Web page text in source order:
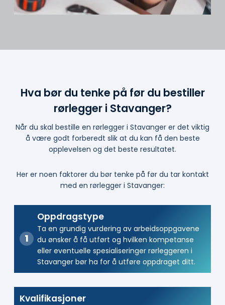
Hva bør du tenke på før du bestiller
rørlegger i Stavanger?
Når du skal bestille en rørlegger i Stavanger er det viktig
å være godt forberedt slik at du kan få den beste
opplevelsen og det beste resultatet.
Her er noen faktorer du bør tenke på før du tar kontakt
med en rørlegger i Stavanger:
Oppdragstype
Ta en grundig vurdering av arbeidsoppgavene
du ønsker å få utført og hvilken kompetanse
eller eventuelle spesialiseringer rørleggeren i
Stavanger bør ha for å utføre oppdraget ditt.
Kvalifikasjoner